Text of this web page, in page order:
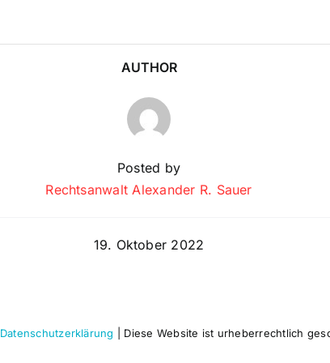
AUTHOR
Posted by
Rechtsanwalt Alexander R. Sauer
19. Oktober 2022
Datenschutzerklärung | Diese Website ist urheberrechtlich